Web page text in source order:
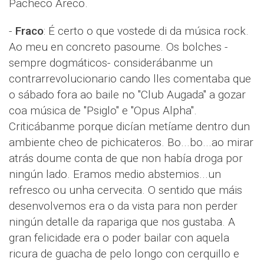
Pacheco Areco.
- Fraco: É certo o que vostede di da música rock.
Ao meu en concreto pasoume. Os bolches -
sempre dogmáticos- considerábanme un
contrarrevolucionario cando lles comentaba que
o sábado fora ao baile no "Club Augada" a gozar
coa música de "Psiglo" e "Opus Alpha".
Criticábanme porque dicían metíame dentro dun
ambiente cheo de pichicateros. Bo...bo...ao mirar
atrás doume conta de que non había droga por
ningún lado. Eramos medio abstemios...un
refresco ou unha cervecita. O sentido que máis
desenvolvemos era o da vista para non perder
ningún detalle da rapariga que nos gustaba. A
gran felicidade era o poder bailar con aquela
ricura de guacha de pelo longo con cerquillo e